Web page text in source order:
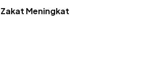
Meningkat